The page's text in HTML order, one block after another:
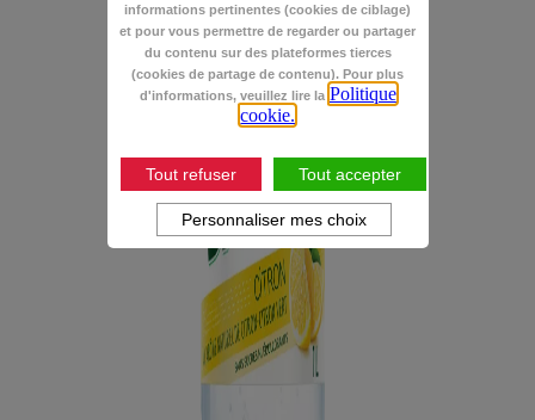
informations pertinentes (cookies de ciblage)
et pour vous permettre de regarder ou partager
du contenu sur des plateformes tierces
(cookies de partage de contenu). Pour plus
d'informations, veuillez lire la Politique
cookie.
Tout refuser Tout accepter
Personnaliser mes choix